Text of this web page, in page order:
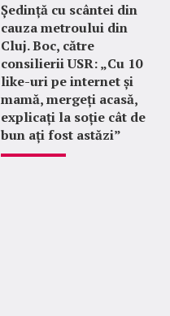
Ședință cu scântei din
cauza metroului din
Cluj. Boc, către
consilierii USR: „Cu 10
like-uri pe internet și
mamă, mergeți acasă,
explicați la soție cât de
bun ați fost astăzi”